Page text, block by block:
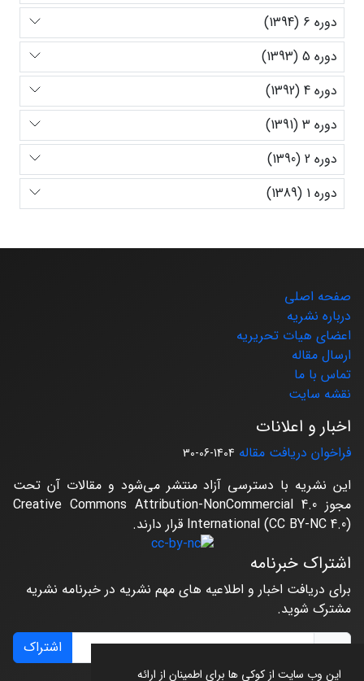
این وب سایت از کوکی ها برای اطمینان از ارائه
دوره 6 (1394)
دوره 5 (1393)
دوره 4 (1392)
دوره 3 (1391)
دوره 2 (1390)
دوره 1 (1389)
صفحه اصلی
درباره نشریه
اعضای هیات تحریریه
ارسال مقاله
تماس با ما
نقشه سایت
اخبار و اعلانات
فراخوان دریافت مقاله 1404-06-30
این نشریه با دسترسی آزاد منتشر می‌شود و مقالات آن تحت
مجوز Creative Commons Attribution-NonCommercial 4.0
International (CC BY-NC 4.0) قرار دارند.
اشتراک خبرنامه
برای دریافت اخبار و اطلاعیه های مهم نشریه در خبرنامه نشریه
مشترک شوید.
اشتراک